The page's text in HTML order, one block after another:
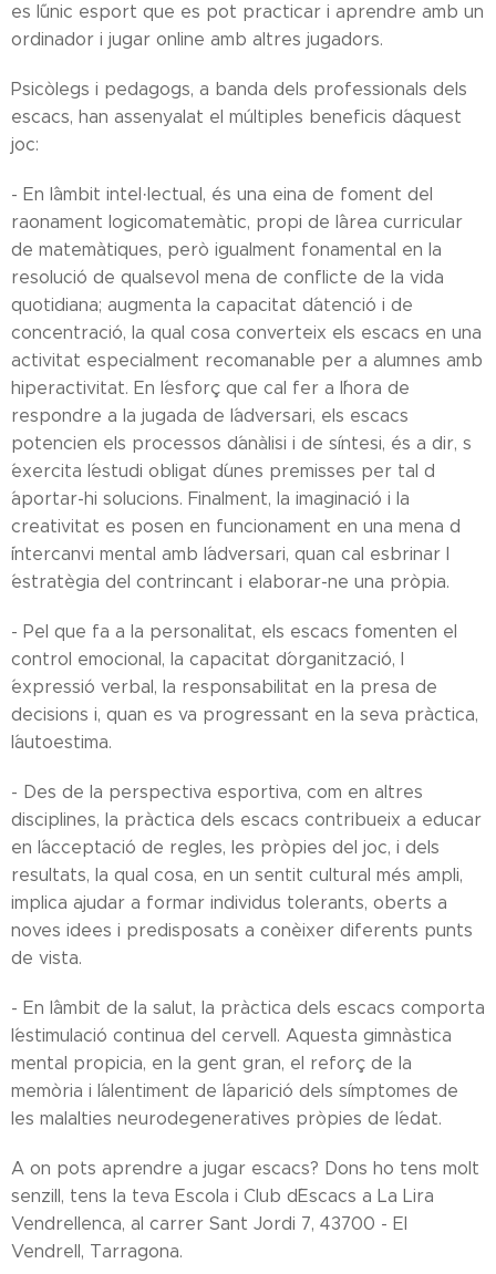
es l´únic esport que es pot practicar i aprendre amb un
ordinador i jugar online amb altres jugadors.
Psicòlegs i pedagogs, a banda dels professionals dels
escacs, han assenyalat el múltiples beneficis d´aquest
joc:
- En l´àmbit intel·lectual, és una eina de foment del
raonament logicomatemàtic, propi de l´àrea curricular
de matemàtiques, però igualment fonamental en la
resolució de qualsevol mena de conflicte de la vida
quotidiana; augmenta la capacitat d´atenció i de
concentració, la qual cosa converteix els escacs en una
activitat especialment recomanable per a alumnes amb
hiperactivitat. En l´esforç que cal fer a l´hora de
respondre a la jugada de l´adversari, els escacs
potencien els processos d´anàlisi i de síntesi, és a dir, s
´exercita l´estudi obligat d´unes premisses per tal d
´aportar-hi solucions. Finalment, la imaginació i la
creativitat es posen en funcionament en una mena d
´intercanvi mental amb l´adversari, quan cal esbrinar l
´estratègia del contrincant i elaborar-ne una pròpia.
- Pel que fa a la personalitat, els escacs fomenten el
control emocional, la capacitat d´organització, l
´expressió verbal, la responsabilitat en la presa de
decisions i, quan es va progressant en la seva pràctica,
l´autoestima.
- Des de la perspectiva esportiva, com en altres
disciplines, la pràctica dels escacs contribueix a educar
en l´acceptació de regles, les pròpies del joc, i dels
resultats, la qual cosa, en un sentit cultural més ampli,
implica ajudar a formar individus tolerants, oberts a
noves idees i predisposats a conèixer diferents punts
de vista.
- En l´àmbit de la salut, la pràctica dels escacs comporta
l´estimulació continua del cervell. Aquesta gimnàstica
mental propicia, en la gent gran, el reforç de la
memòria i l´alentiment de l´aparició dels símptomes de
les malalties neurodegeneratives pròpies de l´edat.
A on pots aprendre a jugar escacs? Dons ho tens molt
senzill, tens la teva Escola i Club d´Escacs a La Lira
Vendrellenca, al carrer Sant Jordi 7, 43700 - El
Vendrell, Tarragona.